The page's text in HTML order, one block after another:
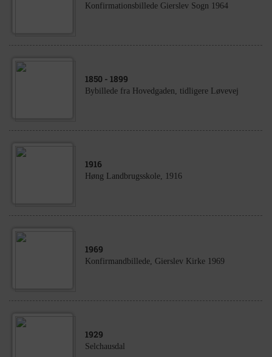
Konfirmationsbillede Gierslev Sogn 1964
1850 - 1899
Bybillede fra Hovedgaden, tidligere Løvevej
1916
Høng Landbrugsskole, 1916
1969
Konfirmandbillede, Gierslev Kirke 1969
1929
Selchausdal